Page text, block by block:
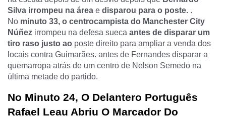
Silva irrompeu na área e disparou para o poste. .
No minuto 33, o centrocampista do Manchester City
Núñez irrompeu na defesa sueca antes de disparar um
tiro raso justo ao poste direito para ampliar a venda dos
locais contra Guimarães. antes de Fernandes disparar a
quemarropa atrás de um centro de Nelson Semedo na
última metade do partido.
No Minuto 24, O Delantero Português
Rafael Leau Abriu O Marcador Do